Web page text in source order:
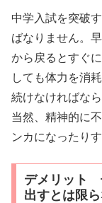
中学入試を突破
ばなりません。
から戻るとすぐ
しても体力を消
続けなければな
当然、精神的に
ンカになったり
デメリット
出すとは限